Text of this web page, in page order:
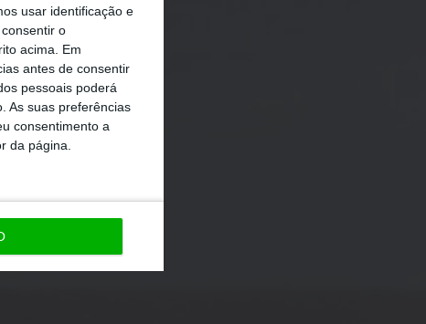
usar identificação e
o
acima. Em
antes de consentir
pessoais poderá
As suas preferências
consentimento a
da página.